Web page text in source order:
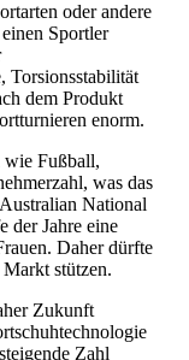
oder andere
Sportler
Torsionsstabilität
dem Produkt
enorm.
wie Fußball,
was das
National
der Jahre eine
Daher dürfte
stützen.
Zukunft
Zahl